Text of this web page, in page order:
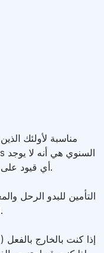
مناسبة لأولئك
أي قيود على عدد الأيام وعدد الرحلات على مدار العام.
التأمين للبدو الرحل
للإقامات طويلة الأجل. أي بلد وأي جنسية.
إذا كنت بالخارج بالفعل